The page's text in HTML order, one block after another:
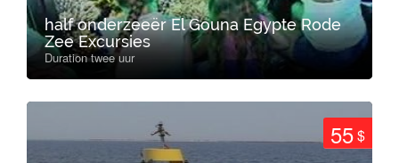
half onderzeeër El Gouna Egypte Rode
Zee Excursies
Duration twee uur
55$